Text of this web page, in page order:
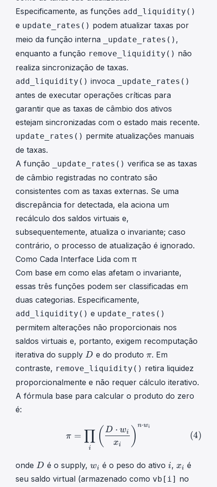
Especificamente, as funções add_liquidity()
e update_rates() podem atualizar taxas por
meio da função interna
_update_rates() ,
enquanto a função remove_liquidity() não
realiza sincronização de taxas.
add_liquidity() invoca _update_rates()
antes de executar operações críticas para
garantir que as taxas de câmbio dos ativos
estejam sincronizadas com o estado mais recente.
update_rates() permite atualizações manuais
de taxas.
A função
_update_rates() verifica se as taxas
de câmbio registradas no contrato são
consistentes com as taxas externas. Se uma
discrepância for detectada, ela aciona um
recálculo dos saldos virtuais e,
subsequentemente, atualiza o invariante; caso
contrário, o processo de atualização é ignorado.
Como Cada Interface Lida com π
Com base em como elas afetam o invariante,
essas três funções podem ser classificadas em
duas categorias. Especificamente,
add_liquidity() e update_rates()
permitem alterações não proporcionais nos
saldos virtuais e, portanto, exigem recomputação
iterativa do supply D
D
D e do produto π
\
i
π. Em
contraste, remove_liquidity() retira liquidez
proporcionalmente e não requer cálculo iterativo.
A fórmula base para calcular o produto do zero
é:
π =∏ (D⋅w (4)\pi =
π =
i
∏( xi
D ⋅ wi ) n⋅wi
(4)
onde D
D
D é o supply, w
i
wi é o peso do ativoi
i
i,x
xi é
seu saldo virtual (armazenado como vb[i] no